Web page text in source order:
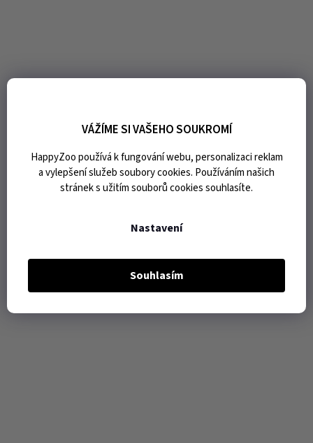
VÁŽÍME SI VAŠEHO SOUKROMÍ
HappyZoo používá k fungování webu, personalizaci reklam
a vylepšení služeb soubory cookies. Používáním našich
stránek s užitím souborů cookies souhlasíte.
Nastavení
Souhlasím